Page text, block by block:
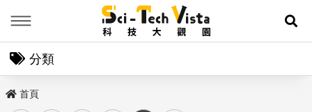
展
分類
首頁